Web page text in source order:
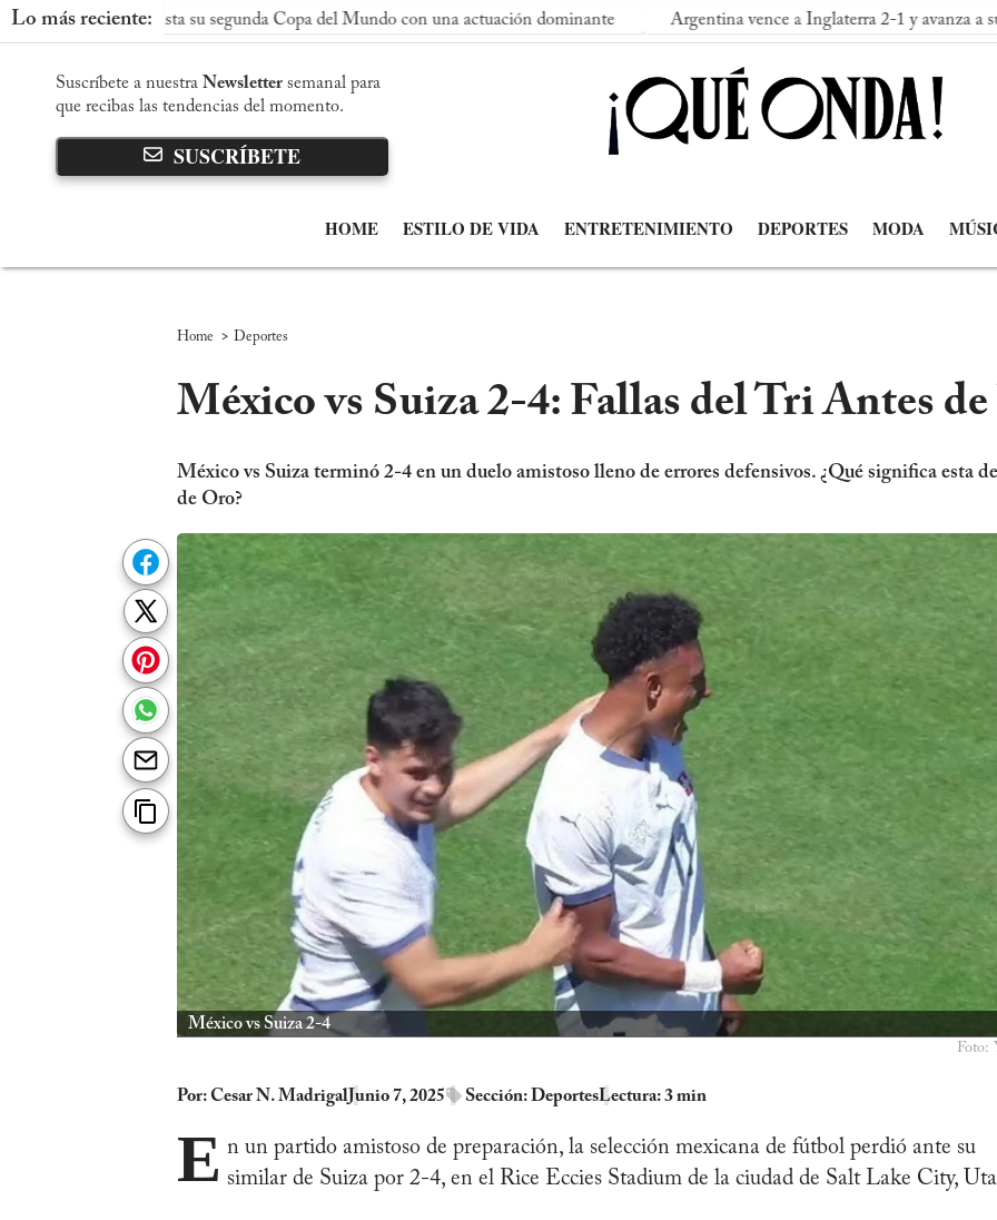
Lo más reciente:
conquista su segunda Copa del Mundo con una actuación dominante Argentina vence a Inglaterra 2-1 y avanza a su segunda
Suscríbete a nuestra Newsletter semanal para
que recibas las tendencias del momento.
SUSCRÍBETE
HOME ESTILO DE VIDA ENTRETENIMIENTO DEPORTES MODA
Home > Deportes
México vs Suiza 2-4: Fallas del Tri Antes
México vs Suiza terminó 2-4 en un duelo amistoso lleno de errores defensivos. ¿Qué significa esta
de Oro?
México vs Suiza 2-4
Foto:
Por:Cesar N. Madrigal Junio 7, 2025 Sección:DeportesLectura: 3 min
E n un partido amistoso de preparación, la selección mexicana de fútbol perdió ante su
similar de Suiza por 2-4, en el Rice Eccies Stadium de la ciudad de Salt Lake City,